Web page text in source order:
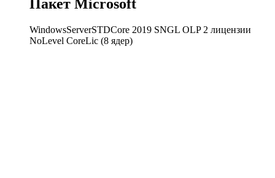
Пакет Microsoft
WindowsServerSTDCore 2019 SNGL OLP 2 лицензии
NoLevel CoreLic (8 ядер)